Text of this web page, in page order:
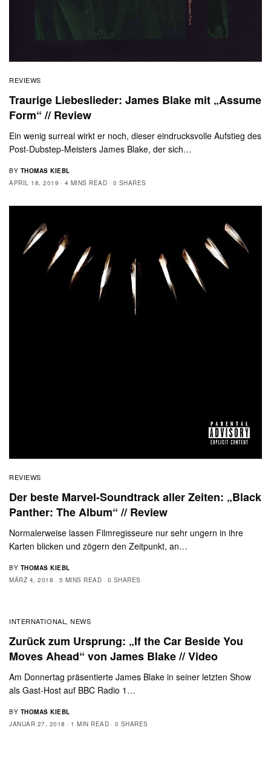
REVIEWS
Traurige Liebeslieder: James Blake mit „Assume
Form“ // Review
Ein wenig surreal wirkt er noch, dieser eindrucksvolle Aufstieg des
Post-Dubstep-Meisters James Blake, der sich…
BY THOMAS KIEBL
APRIL 18, 2019
4 MINS READ 0 SHARES
REVIEWS
Der beste Marvel-Soundtrack aller Zeiten: „Black
Panther: The Album“ // Review
Normalerweise lassen Filmregisseure nur sehr ungern in ihre
Karten blicken und zögern den Zeitpunkt, an…
BY THOMAS KIEBL
MÄRZ 4, 2018
5 MINS READ 0 SHARES
INTERNATIONAL ,NEWS
Zurück zum Ursprung: „If the Car Beside You
Moves Ahead“ von James Blake // Video
Am Donnertag präsentierte James Blake in seiner letzten Show
als Gast-Host auf BBC Radio 1…
BY THOMAS KIEBL
JANUAR 27, 2018
1 MIN READ 0 SHARES